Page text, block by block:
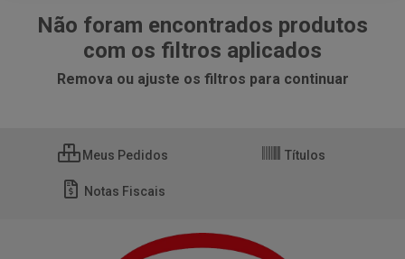
Não foram encontrados produtos
com os filtros aplicados
Remova ou ajuste os filtros para continuar
Meus Pedidos Títulos
Notas Fiscais